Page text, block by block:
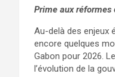
Prime aux
Au-delà des enjeux
encore quelques
Gabon pour 2026.
l’évolution de la